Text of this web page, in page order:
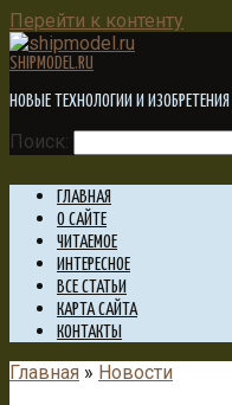
Перейти к контенту
SHIPMODEL.RU
НОВЫЕ ТЕХНОЛОГИИ И ИЗОБРЕТЕНИЯ
Поиск:
ГЛАВНАЯ
О САЙТЕ
ЧИТАЕМОЕ
ИНТЕРЕСНОЕ
ВСЕ СТАТЬИ
КАРТА САЙТА
КОНТАКТЫ
Главная » Новости